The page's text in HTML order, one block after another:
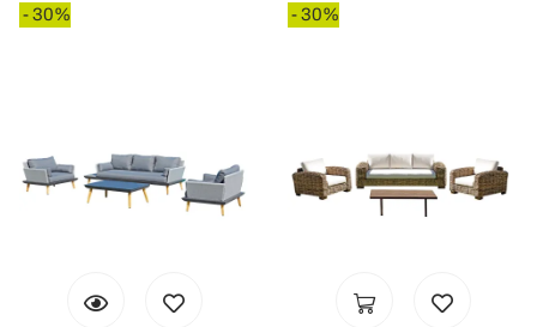
- 30% - 30%